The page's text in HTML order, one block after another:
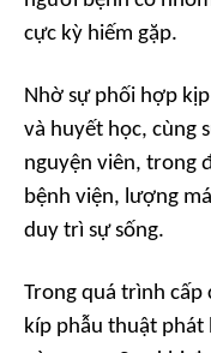
cực kỳ hiếm gặp.
Nhờ sự phối hợp
và huyết học, cùng
nguyện viên, trong
bệnh viện, lượng
duy trì sự sống.
Trong quá trình cấp
kíp phẫu thuật phát